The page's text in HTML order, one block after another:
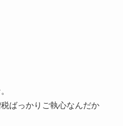
ばっかりご執心なんだか